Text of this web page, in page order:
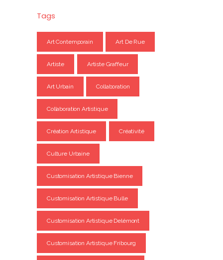
Tags
Art Contemporain Art De Rue
Artiste Artiste Graffeur
Art Urbain Collaboration
Collaboration Artistique
Création Artistique Créativité
Culture Urbaine
Customisation Artistique Bienne
Customisation Artistique Bulle
Customisation Artistique Delémont
Customisation Artistique Fribourg